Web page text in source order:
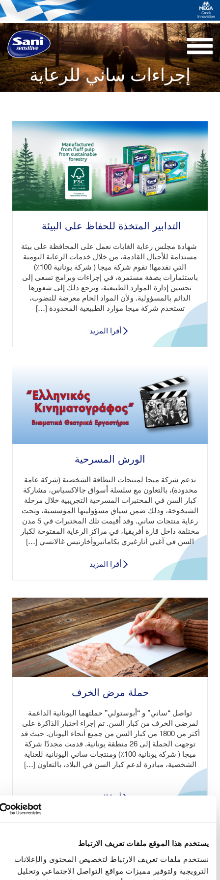
هذا الموقع ملفات تعريف الارتباط
ملفات تعريف الارتباط لتخصيص المحتوى والإعلانات
ولتوفير مميزات مواقع التواصل الاجتماعي وتحليل
Toggle
navigation
إجراءات ساني للرعاية
التدابير المتخذة للحفاظ على البيئة ‎
شهادة مجلس رعاية الغابات نعمل على المحافظة على بيئة
مستدامة للأجيال القادمة، من خلال خدمات الرعاية اليومية
التي نقدمها! تقوم شركة ميجا ( شركة يونانية 100٪)
باستثمارات بصفة مستمرة، في إجراءات وبرامج تسعى إلى
تحسين إدارة الموارد الطبيعية، ويرجع ذلك إلى شعورها
الدائم بالمسؤولية. ولأن المواد الخام معرضة للنضوب،
تستخدم شركة ميجا موارد الطبيعية المحدودة […]
أقرا المزيد
الورش المسرحية
تدعم شركة ميجا لمنتجات النظافة الشخصية (شركة عامة
محدودة)، بالتعاون مع سلسلة أسواق جالاكسياس، مشاركة
كبار السن في المختبرات المسرحية التجريبية خلال مرحلة
الشيخوخة، وذلك ضمن سياق مسؤوليتها المؤسسية، وتحت
رعاية منتجات ساني. وقد أقيمت تلك المختبرات في 5 مدن
مختلفة داخل قارة أفريقيا، في مراكز الرعاية المفتوحة لكبار
السن في آغيي أنارغيري بكاماتيروأخارنيس غالاتسي […]
أقرا المزيد
حملة مرض الخرف
تواصل “ساني” و “أبوستولي” حملتهما اليونانية الداعمة
لمرضى الخرف من كبار السن. تم إجراء اختبار الذاكرة على
أكثر من 1800 من كبار السن من جميع أنحاء اليونان. حيث قد
توجهت الجملة إلى 26 منطقة يونانية. قدمت مجددًا شركة
ميجا ( شركة يونانية 100٪) ومنتجات ساني اليونانية للعناية
الشخصية، مبادرة لدعم كبار السن في البلاد، بالتعاون […]
أقرا المزيد